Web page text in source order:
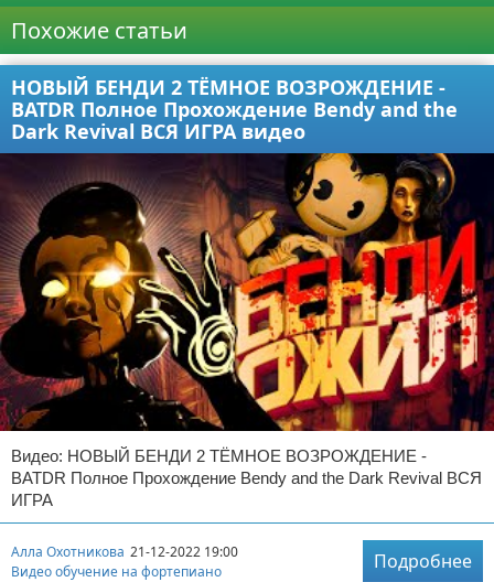
Похожие статьи
НОВЫЙ БЕНДИ 2 ТЁМНОЕ ВОЗРОЖДЕНИЕ -
BATDR Полное Прохождение Bendy and the
Dark Revival ВСЯ ИГРА видео
Видео: НОВЫЙ БЕНДИ 2 ТЁМНОЕ ВОЗРОЖДЕНИЕ -
BATDR Полное Прохождение Bendy and the Dark Revival ВСЯ
ИГРА
Алла Охотникова 21-12-2022 19:00
Видео обучение на фортепиано
Подробнее